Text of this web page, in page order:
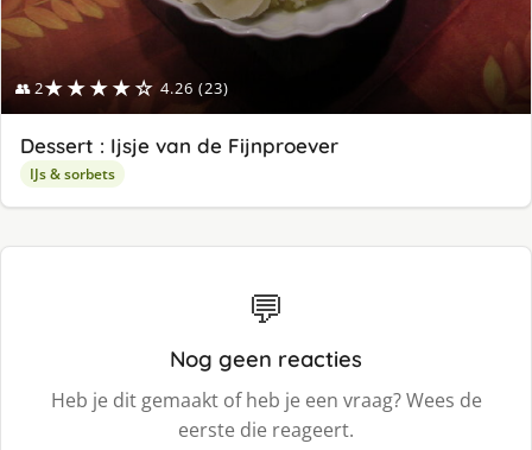
👥 2★★★★☆ 4.26 (23)
Dessert : Ijsje van de Fijnproever
IJs & sorbets
💬
Nog geen reacties
Heb je dit gemaakt of heb je een vraag? Wees de
eerste die reageert.